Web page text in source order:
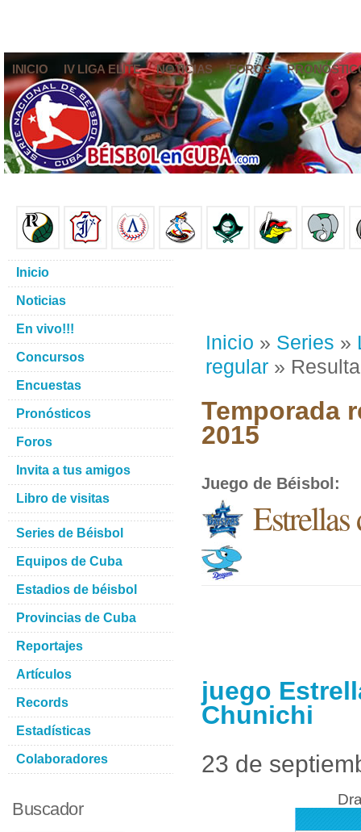
INICIO IV LIGA ELITE NOTICIAS FOROS
Inicio » Series »
regular »
Temporada
2015
Juego de Béisbol :
juego
Chunichi
23 de
Inicio
Noticias
En vivo!!!
Concursos
Encuestas
Pronósticos
Foros
Invita a tus amigos
Libro de visitas
Series de Béisbol
Equipos de Cuba
Estadios de béisbol
Provincias de Cuba
Reportajes
Artículos
Records
Estadísticas
Colaboradores
Buscador